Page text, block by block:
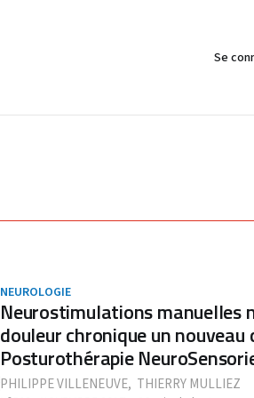
Se
NEUROLOGIE
Neurostimulations manuelles
douleur chronique un nouveau
Posturothérapie
PHILIPPE VILLENEUVE, THIERRY MULLIEZ